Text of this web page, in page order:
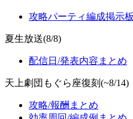
攻略パーティ編成掲示板
夏生放送(8/8)
配信日/発表内容まとめ
天上劇団もぐら座復刻(~8/14)
攻略/報酬まとめ